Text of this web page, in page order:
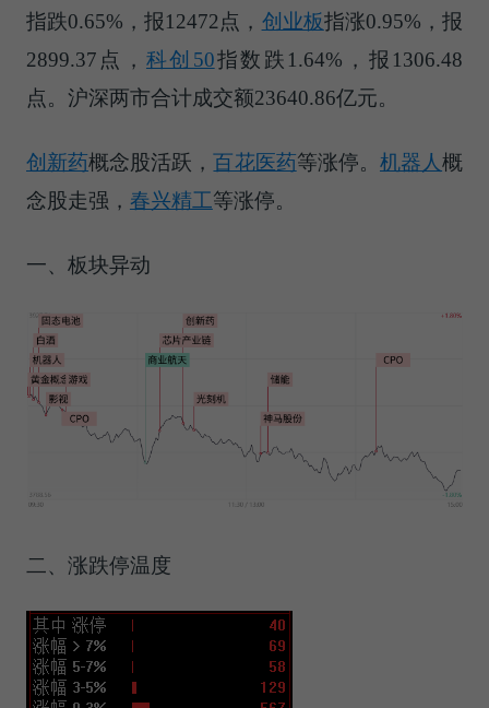
指跌0.65%，报12472点， 创业板指涨0.95%，报
2899.37点， 科创50指数跌1.64%，报1306.48
点。沪深两市合计成交额23640.86亿元。
创新药概念股活跃，百花医药等涨停。 机器人概
念股走强， 春兴精工等涨停。
一、板块异动
二、涨跌停温度